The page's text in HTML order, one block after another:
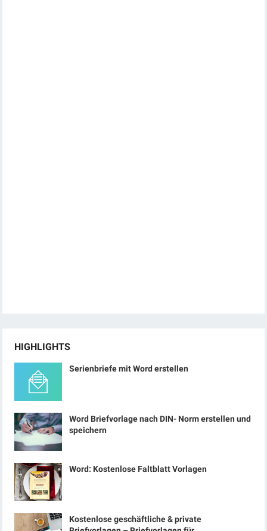
HIGHLIGHTS
Serienbriefe mit Word erstellen
Word Briefvorlage nach DIN- Norm erstellen und
speichern
Word: Kostenlose Faltblatt Vorlagen
Kostenlose geschäftliche & private